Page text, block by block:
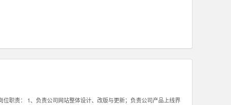
职责： 1、负责公司网站整体设计、改版与更新；负责公司产品上线界